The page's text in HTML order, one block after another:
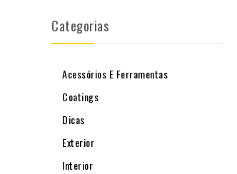
Categorias
Acessórios E Ferramentas
Coatings
Dicas
Exterior
Interior